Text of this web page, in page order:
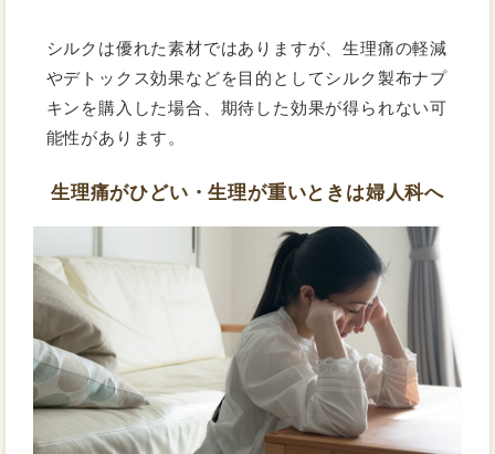
シルクは優れた素材ではありますが、生理痛の軽減
やデトックス効果などを目的としてシルク製布ナプ
キンを購入した場合、期待した効果が得られない可
能性があります。
生理痛がひどい・生理が重いときは婦人科へ